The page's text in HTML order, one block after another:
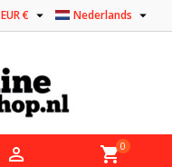
Nederlands 
EUR € 
 shopping_cart0